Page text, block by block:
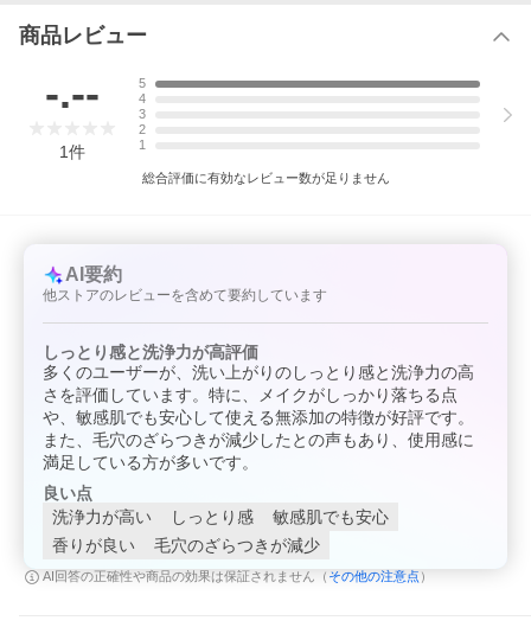
商品レビュー
-.--
1件
5
4
3
2
1
総合評価に有効なレビュー数が足りません
AI要約
他ストアのレビューを含めて要約しています
しっとり感と洗浄力が高評価
多くのユーザーが、洗い上がりのしっとり感と洗浄力の高
さを評価しています。特に、メイクがしっかり落ちる点
や、敏感肌でも安心して使える無添加の特徴が好評です。
また、毛穴のざらつきが減少したとの声もあり、使用感に
満足している方が多いです。
良い点
洗浄力が高い
しっとり感
敏感肌でも安心
香りが良い
毛穴のざらつきが減少
AI回答の正確性や商品の効果は保証されません（ その他の注意点 ）